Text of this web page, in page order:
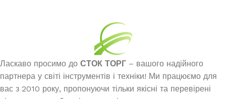
Ласкаво просимо до СТОК ТОРГ – вашого надійного
партнера у світі інструментів і техніки! Ми працюємо для
вас з 2010 року, пропонуючи тільки якісні та перевірені